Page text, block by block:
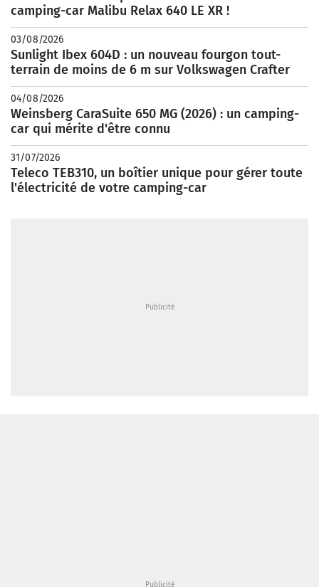
camping-car Malibu Relax 640 LE XR !
03/08/2026
Sunlight Ibex 604D : un nouveau fourgon tout-
terrain de moins de 6 m sur Volkswagen Crafter
04/08/2026
Weinsberg CaraSuite 650 MG (2026) : un camping-
car qui mérite d'être connu
31/07/2026
Teleco TEB310, un boîtier unique pour gérer toute
l'électricité de votre camping-car